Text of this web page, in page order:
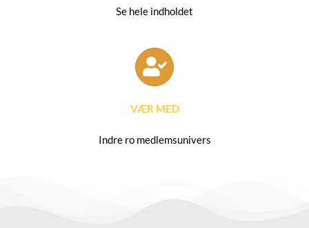
Se hele indholdet
VÆR MED
Indre ro medlemsunivers